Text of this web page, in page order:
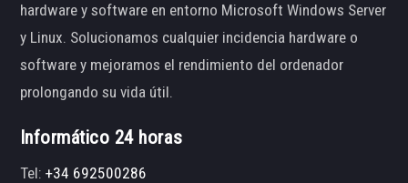
hardware y software en entorno Microsoft Windows Server
y Linux. Solucionamos cualquier incidencia hardware o
software y mejoramos el rendimiento del ordenador
prolongando su vida útil.
Informático 24 horas
Tel:+34 692500286